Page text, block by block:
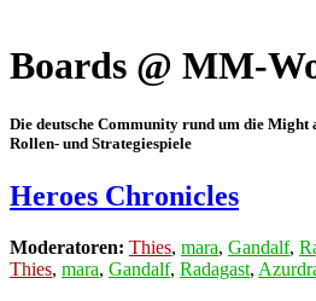
Boards @ MM-
Die deutsche Community rund um die Might
Rollen- und Strategiespiele
Heroes Chronicles
Moderatoren: Thies, mara, Gandalf,
Thies, mara, Gandalf, Radagast,